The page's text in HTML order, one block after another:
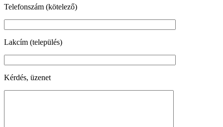
Telefonszám (kötelező)
Lakcím (település)
Kérdés, üzenet